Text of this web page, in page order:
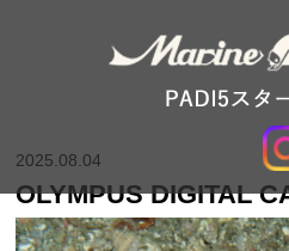
2025.08.04
OLYMPUS DIGITAL